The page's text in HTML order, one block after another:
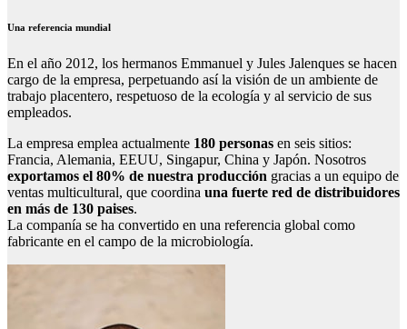
Una referencia mundial
En el año 2012, los hermanos Emmanuel y Jules Jalenques se hacen
cargo de la empresa, perpetuando así la visión de un ambiente de
trabajo placentero, respetuoso de la ecología y al servicio de sus
empleados.
La empresa emplea actualmente 180 personas en seis sitios:
Francia, Alemania, EEUU, Singapur, China y Japón. Nosotros
exportamos el 80% de nuestra producción gracias a un equipo de
ventas multicultural, que coordina una fuerte red de distribuidores
en más de 130 paises.
La companía se ha convertido en una referencia global como
fabricante en el campo de la microbiología.